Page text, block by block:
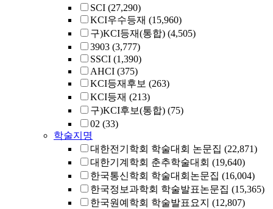
SCI (27,290)
KCI우수등재 (15,960)
구)KCI등재(통합) (4,505)
3903 (3,777)
SSCI (1,390)
AHCI (375)
KCI등재후보 (263)
KCI등재 (213)
구)KCI후보(통합) (75)
02 (33)
학술지명
대한전기학회 학술대회 논문집 (22,871)
대한기계학회 춘추학술대회 (19,640)
한국통신학회 학술대회논문집 (16,004)
한국정보과학회 학술발표논문집 (15,365)
한국원예학회 학술발표요지 (12,807)